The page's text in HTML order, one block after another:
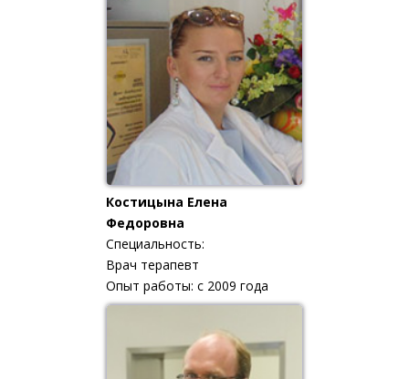
Костицына Елена
Федоровна
Специальность:
Врач терапевт
Опыт работы: с 2009 года